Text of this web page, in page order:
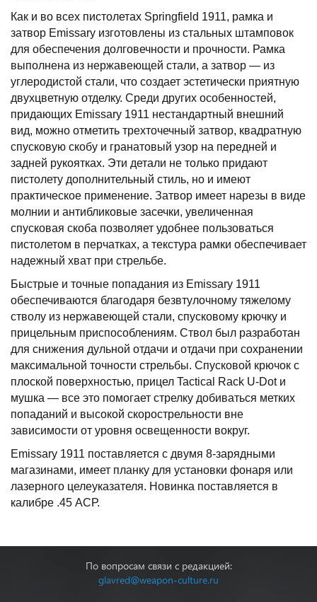
Как и во всех пистолетах Springfield 1911, рамка и
затвор Emissary изготовлены из стальных штамповок
для обеспечения долговечности и прочности. Рамка
выполнена из нержавеющей стали, а затвор — из
углеродистой стали, что создает эстетически приятную
двухцветную отделку. Среди других особенностей,
придающих Emissary 1911 нестандартный внешний
вид, можно отметить трехточечный затвор, квадратную
спусковую скобу и гранатовый узор на передней и
задней рукоятках. Эти детали не только придают
пистолету дополнительный стиль, но и имеют
практическое применение. Затвор имеет нарезы в виде
молнии и антибликовые засечки, увеличенная
спусковая скоба позволяет удобнее пользоваться
пистолетом в перчатках, а текстура рамки обеспечивает
надежный хват при стрельбе.
Быстрые и точные попадания из Emissary 1911
обеспечиваются благодаря безвтулочному тяжелому
стволу из нержавеющей стали, спусковому крючку и
прицельным приспособлениям. Ствол был разработан
для снижения дульной отдачи и отдачи при сохранении
максимальной точности стрельбы. Спусковой крючок с
плоской поверхностью, прицел Tactical Rack U-Dot и
мушка — все это помогает стрелку добиваться метких
попаданий и высокой скорострельности вне
зависимости от уровня освещенности вокруг.
Emissary 1911 поставляется с двумя 8-зарядными
магазинами, имеет планку для установки фонаря или
лазерного целеуказателя. Новинка поставляется в
калибре .45 АСР.
По вопросам связи с редакцией:
glavred@weapon-culture.ru